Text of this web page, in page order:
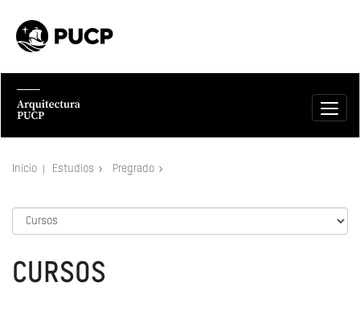
Inicio Estudios Pregrado
CURSOS